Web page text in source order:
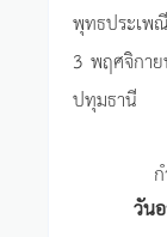
พุทธประเพ
3 พฤศจิกา
ปทุมธานี
วัน